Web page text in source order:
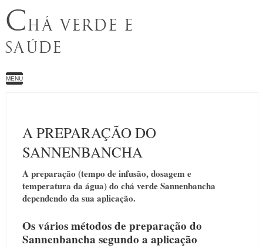
CHÁ VERDE E
SAÚDE
MENU
A PREPARAÇÃO DO
SANNENBANCHA
A preparação (tempo de infusão, dosagem e
temperatura da água) do chá verde Sannenbancha
dependendo da sua aplicação.
Os vários métodos de preparação do
Sannenbancha segundo a aplicação